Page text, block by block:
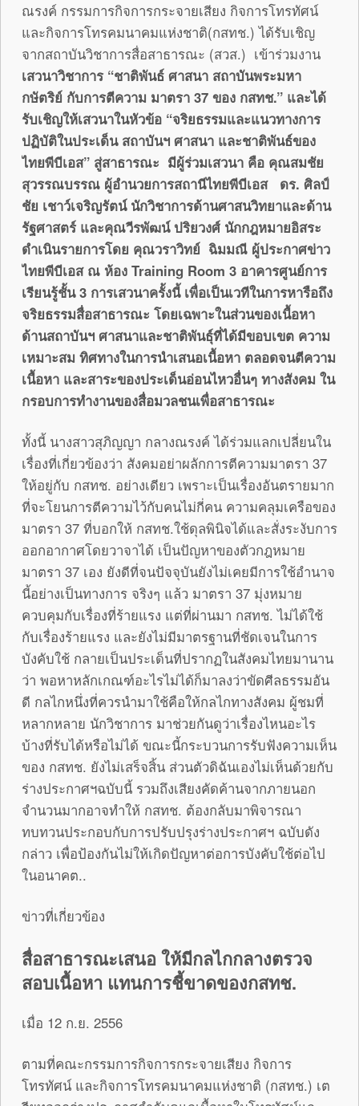
ณรงค์ กรรมการกิจการกระจายเสียง กิจการโทรทัศน์
และกิจการโทรคมนาคมแห่งชาติ(กสทช.) ได้รับเชิญ
จากสถาบันวิชาการสื่อสาธารณะ (สวส.) เข้าร่วมงาน
เสวนาวิชาการ “ชาติพันธ์ ศาสนา สถาบันพระมหา
กษัตริย์ กับการตีความ มาตรา 37 ของ กสทช.” และได้
รับเชิญให้เสวนาในหัวข้อ “จริยธรรมและแนวทางการ
ปฏิบัติในประเด็น สถาบันฯ ศาสนา และชาติพันธ์ของ
ไทยพีบีเอส” สู่สาธารณะ มีผู้ร่วมเสวนา คือ คุณสมชัย
สุวรรณบรรณ ผู้อำนวยการสถานีไทยพีบีเอส ดร. ศิลป์
ชัย เชาว์เจริญรัตน์ นักวิชาการด้านศาสนวิทยาและด้าน
รัฐศาสตร์ และคุณวีรพัฒน์ ปริยวงศ์ นักกฎหมายอิสระ
ดำเนินรายการโดย คุณวราวิทย์ ฉิมมณี ผู้ประกาศข่าว
ไทยพีบีเอส ณ ห้อง Training Room 3 อาคารศูนย์การ
เรียนรู้ชั้น 3 การเสวนาครั้งนี้ เพื่อเป็นเวทีในการหารือถึง
จริยธรรมสื่อสาธารณะ โดยเฉพาะในส่วนของเนื้อหา
ด้านสถาบันฯ ศาสนาและชาติพันธุ์ที่ได้มีขอบเขต ความ
เหมาะสม ทิศทางในการนำเสนอเนื้อหา ตลอดจนตีความ
เนื้อหา และสาระของประเด็นอ่อนไหวอื่นๆ ทางสังคม ใน
กรอบการทำงานของสื่อมวลชนเพื่อสาธารณะ
ทั้งนี้ นางสาวสุภิญญา กลางณรงค์ ได้ร่วมแลกเปลี่ยนใน
เรื่องที่เกี่ยวข้องว่า สังคมอย่าผลักการตีความมาตรา 37
ให้อยู่กับ กสทช. อย่างเดียว เพราะเป็นเรื่องอันตรายมาก
ที่จะโยนการตีความไว้กับคนไม่กี่คน ความคลุมเครือของ
มาตรา 37 ที่บอกให้ กสทช.ใช้ดุลพินิจได้และสั่งระงับการ
ออกอากาศโดยวาจาได้ เป็นปัญหาของตัวกฎหมาย
มาตรา 37 เอง ยังดีที่จนปัจจุบันยังไม่เคยมีการใช้อำนาจ
นี้อย่างเป็นทางการ จริงๆ แล้ว มาตรา 37 มุ่งหมาย
ควบคุมกับเรื่องที่ร้ายแรง แต่ที่ผ่านมา กสทช. ไม่ได้ใช้
กับเรื่องร้ายแรง และยังไม่มีมาตรฐานที่ชัดเจนในการ
บังคับใช้ กลายเป็นประเด็นที่ปรากฏในสังคมไทยมานาน
ว่า พอหาหลักเกณฑ์อะไรไม่ได้ก็มาลงว่าขัดศีลธรรมอัน
ดี กลไกหนึ่งที่ควรนำมาใช้คือให้กลไกทางสังคม ผู้ชมที่
หลากหลาย นักวิชาการ มาช่วยกันดูว่าเรื่องไหนอะไร
บ้างที่รับได้หรือไม่ได้ ขณะนี้กระบวนการรับฟังความเห็น
ของ กสทช. ยังไม่เสร็จสิ้น ส่วนตัวดิฉันเองไม่เห็นด้วยกับ
ร่างประกาศฯฉบับนี้ รวมถึงเสียงคัดค้านจากภายนอก
จำนวนมากอาจทำให้ กสทช. ต้องกลับมาพิจารณา
ทบทวนประกอบกับการปรับปรุงร่างประกาศฯ ฉบับดัง
กล่าว เพื่อป้องกันไม่ให้เกิดปัญหาต่อการบังคับใช้ต่อไป
ในอนาคต..
ข่าวที่เกี่ยวข้อง
สื่อสาธารณะเสนอ ให้มีกลไกกลางตรวจ
สอบเนื้อหา แทนการชี้ขาดของกสทช.
เมื่อ 12 ก.ย. 2556
ตามที่คณะกรรมการกิจการกระจายเสียง กิจการ
โทรทัศน์ และกิจการโทรคมนาคมแห่งชาติ (กสทช.) เต